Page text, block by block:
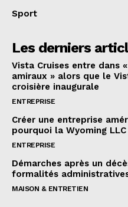
Sport
Les derniers
Vista Cruises entre dans
amiraux » alors que le
croisière inaugurale
ENTREPRISE
Créer une entreprise
pourquoi la Wyoming
ENTREPRISE
Démarches après un
formalités
MAISON & ENTRETIEN